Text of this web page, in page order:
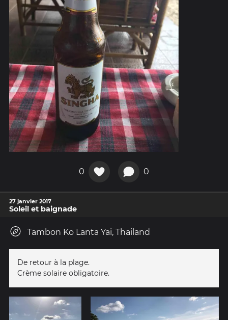
0 0
27 janvier 2017
Soleil et baignade
Tambon Ko Lanta Yai, Thailand
De retour à la plage.
Crème solaire obligatoire.